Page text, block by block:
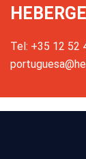
Tel: +35 12 52